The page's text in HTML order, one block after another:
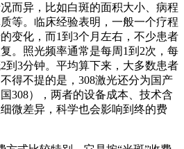
而异，比如白斑的面积大小、病程
等。临床经验表明，一般一个疗程
变化，而1到3个月左右，不少患者
。照光频率通常是每周1到2次，每
到3分钟。平均算下来，大多数患者
得不提的是，308激光还分为国产
308），两者的设备成本、技术含
微差异，科学也会影响到终的费